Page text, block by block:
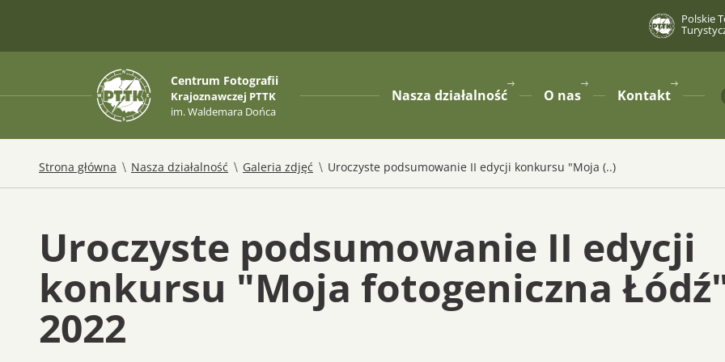
Polskie
Centrum Fotografii
Krajoznawczej PTTK
im. Waldemara Dońca
dla
Nasza działalność
dla
O nas
dla
Kontakt
Strona główna /
Nasza działalność /
Galeria zdjęć /
Uroczyste podsumowanie II edycji konkursu "Moja (..)
Uroczyste podsumowanie II edycji
konkursu "Moja fotogeniczna
2022